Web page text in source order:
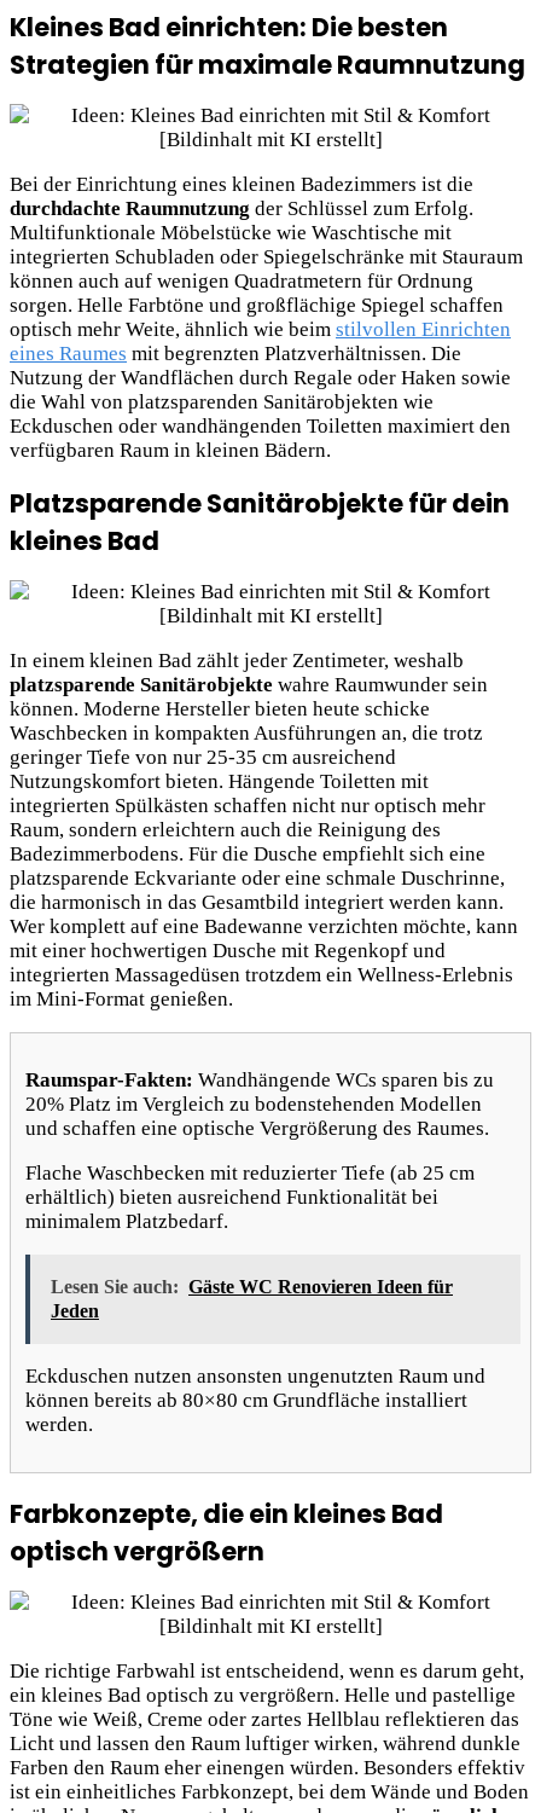
Kleines Bad einrichten: Die besten
Strategien für maximale Raumnutzung
Bei der Einrichtung eines kleinen Badezimmers ist die
durchdachte Raumnutzung der Schlüssel zum Erfolg.
Multifunktionale Möbelstücke wie Waschtische mit
integrierten Schubladen oder Spiegelschränke mit Stauraum
können auch auf wenigen Quadratmetern für Ordnung
sorgen. Helle Farbtöne und großflächige Spiegel schaffen
optisch mehr Weite, ähnlich wie beim stilvollen Einrichten
eines Raumes mit begrenzten Platzverhältnissen. Die
Nutzung der Wandflächen durch Regale oder Haken sowie
die Wahl von platzsparenden Sanitärobjekten wie
Eckduschen oder wandhängenden Toiletten maximiert den
verfügbaren Raum in kleinen Bädern.
Platzsparende Sanitärobjekte für dein
kleines Bad
In einem kleinen Bad zählt jeder Zentimeter, weshalb
platzsparende Sanitärobjekte wahre Raumwunder sein
können. Moderne Hersteller bieten heute schicke
Waschbecken in kompakten Ausführungen an, die trotz
geringer Tiefe von nur 25-35 cm ausreichend
Nutzungskomfort bieten. Hängende Toiletten mit
integrierten Spülkästen schaffen nicht nur optisch mehr
Raum, sondern erleichtern auch die Reinigung des
Badezimmerbodens. Für die Dusche empfiehlt sich eine
platzsparende Eckvariante oder eine schmale Duschrinne,
die harmonisch in das Gesamtbild integriert werden kann.
Wer komplett auf eine Badewanne verzichten möchte, kann
mit einer hochwertigen Dusche mit Regenkopf und
integrierten Massagedüsen trotzdem ein Wellness-Erlebnis
im Mini-Format genießen.
Raumspar-Fakten: Wandhängende WCs sparen bis zu
20% Platz im Vergleich zu bodenstehenden Modellen
und schaffen eine optische Vergrößerung des Raumes.
Flache Waschbecken mit reduzierter Tiefe (ab 25 cm
erhältlich) bieten ausreichend Funktionalität bei
minimalem Platzbedarf.
Lesen Sie auch: Gäste WC Renovieren Ideen für
Jeden
Eckduschen nutzen ansonsten ungenutzten Raum und
können bereits ab 80×80 cm Grundfläche installiert
werden.
Farbkonzepte, die ein kleines Bad
optisch vergrößern
Die richtige Farbwahl ist entscheidend, wenn es darum geht,
ein kleines Bad optisch zu vergrößern. Helle und pastellige
Töne wie Weiß, Creme oder zartes Hellblau reflektieren das
Licht und lassen den Raum luftiger wirken, während dunkle
Farben den Raum eher einengen würden. Besonders effektiv
ist ein einheitliches Farbkonzept, bei dem Wände und Boden